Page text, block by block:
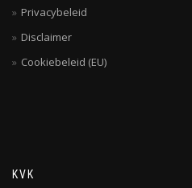
Privacybeleid
Disclaimer
Cookiebeleid (EU)
KVK